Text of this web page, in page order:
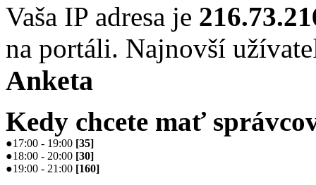
Vaša IP adresa je
na portáli. Najnovší
Anketa
Kedy chcete mať
●17:00 - 19:00 [35]
●18:00 - 20:00 [30]
●19:00 - 21:00 [160]